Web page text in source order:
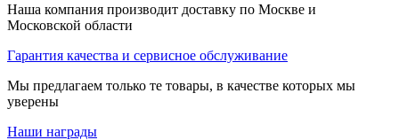
Наша компания производит доставку по Москве и
Московской области
Гарантия качества и сервисное обслуживание
Мы предлагаем только те товары, в качестве которых мы
уверены
Наши награды